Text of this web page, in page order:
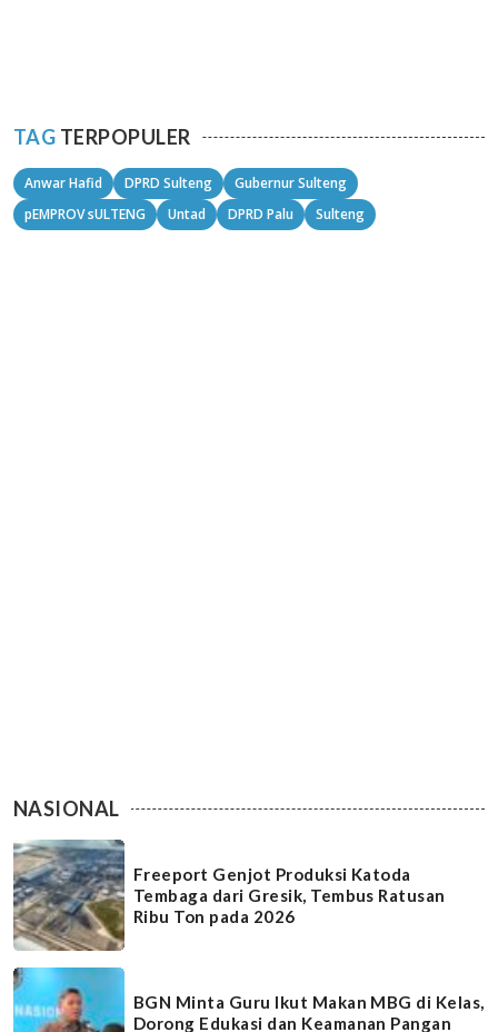
TAG TERPOPULER
Anwar Hafid DPRD Sulteng
Gubernur Sulteng
pEMPROV sULTENG
Untad DPRD Palu Sulteng
NASIONAL
Freeport Genjot Produksi Katoda
Tembaga dari Gresik, Tembus Ratusan
Ribu Ton pada 2026
BGN Minta Guru Ikut Makan MBG di Kelas,
Dorong Edukasi dan Keamanan Pangan